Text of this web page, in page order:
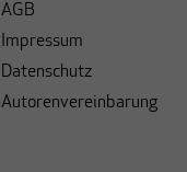
AGB
Impressum
Datenschutz
Autorenvereinbarung